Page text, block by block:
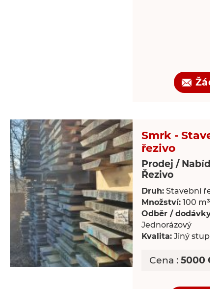
Smrk -
řezivo
Prodej /
Řezivo
Druh: Stavební
Množství: 100 m³
Odběr / dodávky:
Jednorázový
Kvalita: Jiný
Cena : 5000